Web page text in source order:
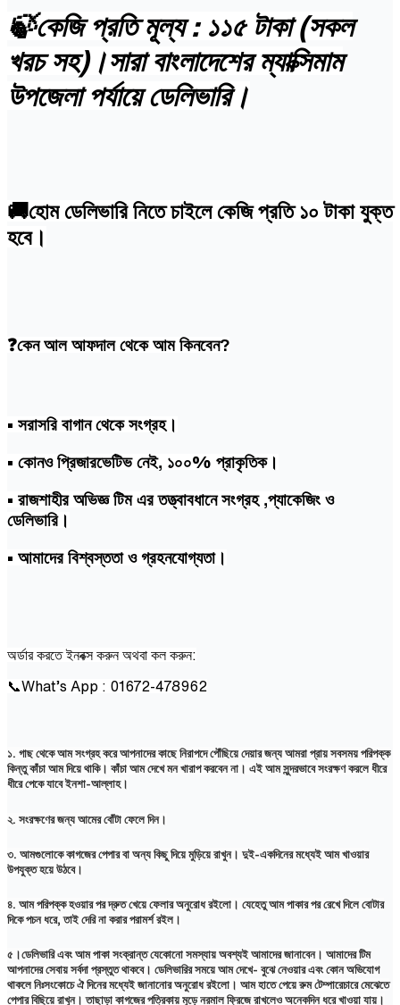
🍃কেজি প্রতি মূল্য : ১১৫ টাকা (সকল
খরচ সহ)।সারা বাংলাদেশের ম্যাক্সিমাম
উপজেলা পর্যায়ে ডেলিভারি।
🚚হোম ডেলিভারি নিতে চাইলে কেজি প্রতি ১০ টাকা যুক্ত
হবে।
❓কেন আল আফদাল থেকে আম কিনবেন?
• সরাসরি বাগান থেকে সংগ্রহ।
• কোনও প্রিজারভেটিভ নেই, ১০০% প্রাকৃতিক।
• রাজশাহীর অভিজ্ঞ টিম এর তত্ত্বাবধানে সংগ্রহ ,প্যাকেজিং ও
ডেলিভারি।
• আমাদের বিশ্বস্ততা ও গ্রহনযোগ্যতা।
অর্ডার করতে ইনবক্স করুন অথবা কল করুন:
📞What’s App : ⁨01672-478962⁩
১. গাছ থেকে আম সংগ্রহ করে আপনাদের কাছে নিরাপদে পৌঁছিয়ে দেয়ার জন্য আমরা প্রায় সবসময় পরিপক্ক
কিন্তু কাঁচা আম দিয়ে থাকি। কাঁচা আম দেখে মন খারাপ করবেন না। এই আম সুন্দরভাবে সংরক্ষণ করলে ধীরে
ধীরে পেকে যাবে ইনশা-আল্লাহ।
২. সংরক্ষণের জন্য আমের বোঁটা ফেলে দিন।
৩. আমগুলোকে কাগজের পেপার বা অন্য কিছু দিয়ে মুড়িয়ে রাখুন। দুই-একদিনের মধ্যেই আম খাওয়ার
উপযুক্ত হয়ে উঠবে।
৪. আম পরিপক্ক হওয়ার পর দ্রুত খেয়ে ফেলার অনুরোধ রইলো। যেহেতু আম পাকার পর রেখে দিলে বোটার
দিকে পচন ধরে, তাই দেরি না করার পরামর্শ রইল।
৫।ডেলিভারি এবং আম পাকা সংক্রান্ত যেকোনো সমস্যায় অবশ্যই আমাদের জানাবেন। আমাদের টিম
আপনাদের সেবায় সর্বদা প্রস্তুত থাকবে। ডেলিভারির সময়ে আম দেখে- বুঝে নেওয়ার এবং কোন অভিযোগ
থাকলে নিঃসংকোচে ঐ দিনের মধ্যেই জানানোর অনুরোধ রইলো। আম হাতে পেয়ে রুম টেম্পারেচারে মেঝেতে
পেপার বিছিয়ে রাখুন। তাছাড়া কাগজের পত্রিকায় মুড়ে নরমাল ফ্রিজে রাখলেও অনেকদিন ধরে খাওয়া যায়।